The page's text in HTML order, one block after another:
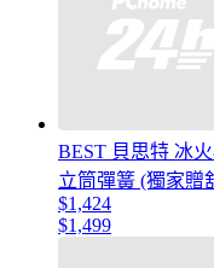
BEST 貝思特 冰
立筒彈簧 (獨家贈
$1,424
$1,499